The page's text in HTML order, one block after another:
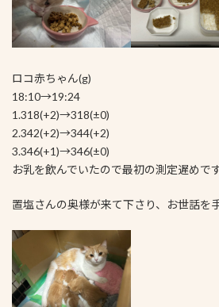
ロコ赤ちゃん(g)
18:10→19:24
1.318(+2)→318(±0)
2.342(+2)→344(+2)
3.346(+1)→346(±0)
お乳を飲んでいたので最初の測定遅めで
置塩さんの奥様が来て下さり、お世話を